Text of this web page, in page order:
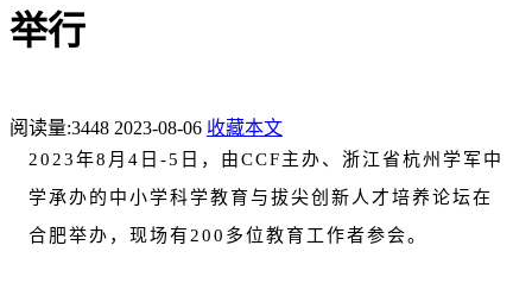
举行
阅读量:3448 2023-08-06 收藏本文
2023年8月4日-5日，由CCF主办、浙江省杭州学军中
学承办的中小学科学教育与拔尖创新人才培养论坛在
合肥举办，现场有200多位教育工作者参会。